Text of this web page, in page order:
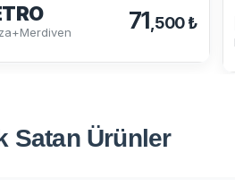
71 ,500 ₺
SatanÜrünler